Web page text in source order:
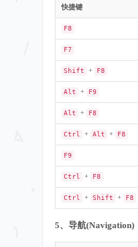
快捷键
F8
F7
Shift + F8
Alt + F9
Alt + F8
Ctrl + Alt + F8
F9
Ctrl + F8
Ctrl + Shift + F8
5、导航(Navigation)